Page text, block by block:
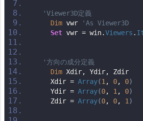
'Viewer3D定義
Dim vwr
'As Viewer3D
Set vwr = win.Viewers .
'方向の成分定義
Dim Xdir, Ydir, Zdir
    Xdir =
Array(1 , 0, 0)
    Ydir =
Array(0, 1 , 0)
    Zdir =
Array(0, 0, 1 )